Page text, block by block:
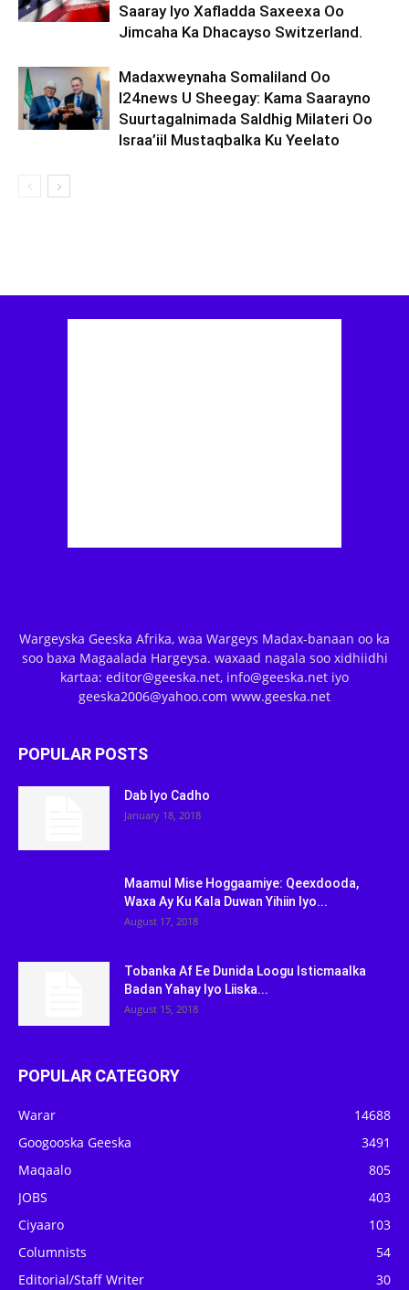
Saaray Iyo Xafladda Saxeexa Oo
Jimcaha Ka Dhacayso Switzerland.
Madaxweynaha Somaliland Oo
I24news U Sheegay: Kama Saarayno
Suurtagalnimada Saldhig Milateri Oo
Israa’iil Mustaqbalka Ku Yeelato
Wargeyska Geeska Afrika, waa Wargeys Madax-banaan oo ka
soo baxa Magaalada Hargeysa. waxaad nagala soo xidhiidhi
kartaa: editor@geeska.net, info@geeska.net iyo
geeska2006@yahoo.com www.geeska.net
POPULAR POSTS
Dab Iyo Cadho
January 18, 2018
Maamul Mise Hoggaamiye: Qeexdooda,
Waxa Ay Ku Kala Duwan Yihiin Iyo...
August 17, 2018
Tobanka Af Ee Dunida Loogu Isticmaalka
Badan Yahay Iyo Liiska...
August 15, 2018
POPULAR CATEGORY
Warar
14688
Googooska Geeska
3491
Maqaalo
805
JOBS
403
Ciyaaro
103
Columnists
54
Editorial/Staff Writer
30